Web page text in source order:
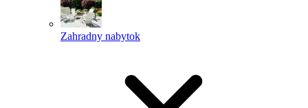
Zahradny nabytok